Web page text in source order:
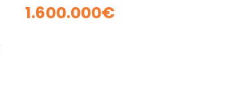
1.600.000